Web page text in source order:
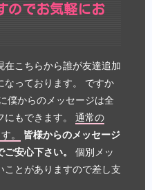
のでお気軽にお
在こちらから誰が友達追加
なっております。 ですか
僕からのメッセージは全
にもできます。 通常の
。
皆様からのメッセージ
安心下さい。
個別メッ
ことがありますので差し支